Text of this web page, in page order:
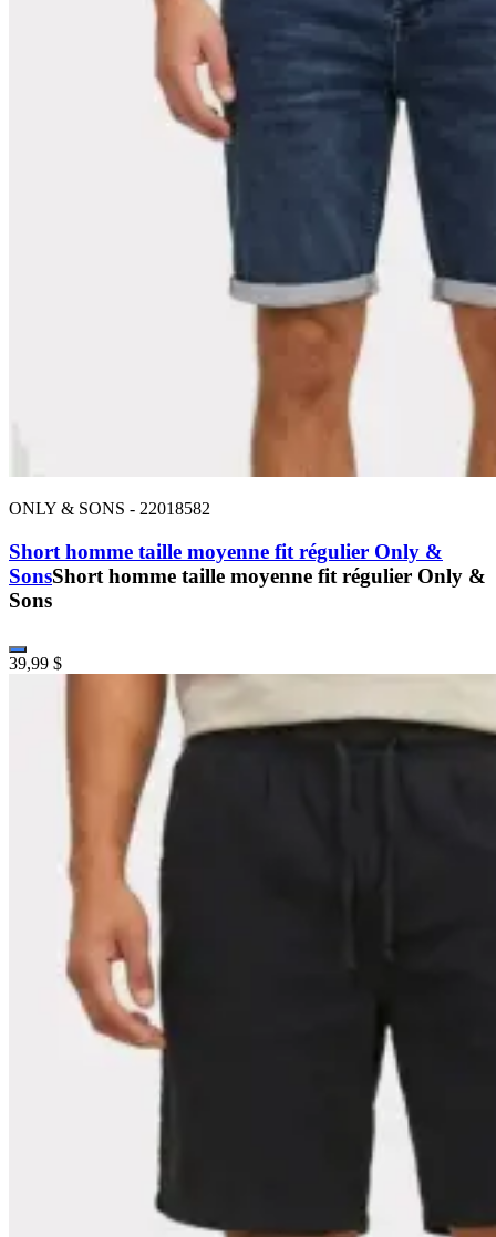
ONLY & SONS - 22018582
Short homme taille moyenne fit régulier Only &
SonsShort homme taille moyenne fit régulier Only &
Sons
39,99 $